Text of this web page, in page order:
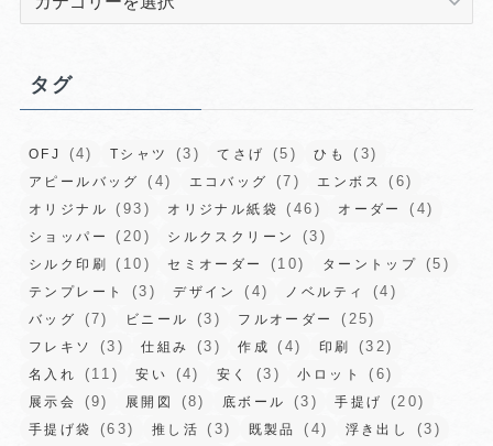
リ
ー
タグ
OFJ (4) Tシャツ (3) てさげ (5) ひも (3)
アピールバッグ (4) エコバッグ (7) エンボス (6)
オリジナル (93) オリジナル紙袋 (46) オーダー (4)
ショッパー (20) シルクスクリーン (3)
シルク印刷 (10) セミオーダー (10) ターントップ (5)
テンプレート (3) デザイン (4) ノベルティ (4)
バッグ (7) ビニール (3) フルオーダー (25)
フレキソ (3) 仕組み (3) 作成 (4) 印刷 (32)
名入れ (11) 安い (4) 安く (3) 小ロット (6)
展示会 (9) 展開図 (8) 底ボール (3) 手提げ (20)
手提げ袋 (63) 推し活 (3) 既製品 (4) 浮き出し (3)